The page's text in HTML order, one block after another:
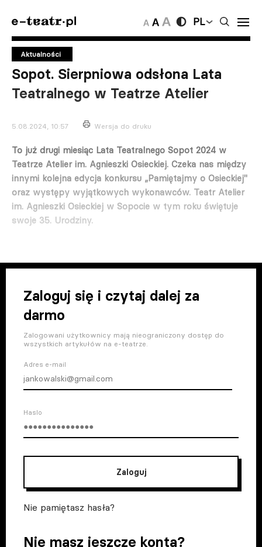
PL
Aktualności
Sopot. Sierpniowa odsłona Lata
Teatralnego w Teatrze Atelier
5.08.2024, 10:57 Wersja do druku
To już drugi miesiąc Lata Teatralnego Sopot 2024 w
Teatrze Atelier im. Agnieszki Osieckiej. Czeka nas między
innymi kolejna edycja konkursu „Pamiętajmy o Osieckiej"
oraz występy wyjątkowych wykonawców. Teatr Atelier
im. Agnieszki Osieckiej w Sopocie w tym roku świętuje
swoje 35. Urodziny.
Zaloguj się i czytaj dalej za
darmo
Zalogowani użytkownicy mają nieograniczony dostęp do
wszystkich artykułów na e-teatrze.
Adres e-mail
Haslo
Zaloguj
Nie pamiętasz hasła?
Nie masz jeszcze konta?